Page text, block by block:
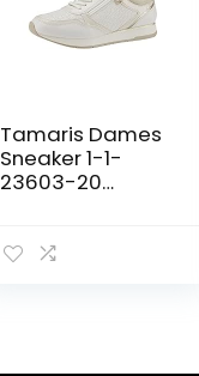
Tamaris Dames
Sneaker 1-1-
23603-20